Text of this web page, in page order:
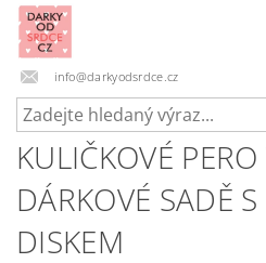
info@darkyodsrdce.cz
KULIČKOVÉ
DÁRKOVÉ SADĚ
DISKEM